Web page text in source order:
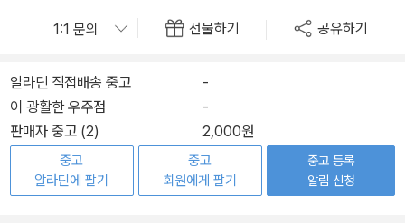
선물하기 공유하기
알라딘 직접배송 중고
-
이 광활한 우주점
-
판매자 중고 (2)
2,000원
중고
알라딘에 팔기
중고
회원에게 팔기
중고 등록
알림 신청